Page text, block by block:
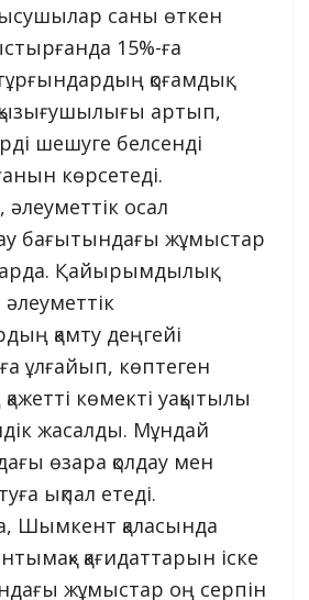
саны өткен
15%-ға
қоғамдық
артып,
шешуге белсенді
көрсетеді.
осал
бағытындағы жұмыстар
Қайырымдылық
қамту деңгейі
ұлғайып, көптеген
көмекті уақытылы
жасалды. Мұндай
өзара қолдау мен
ықпал етеді.
Шымкент қаласында
қағидаттарын іске
жұмыстар оң серпін